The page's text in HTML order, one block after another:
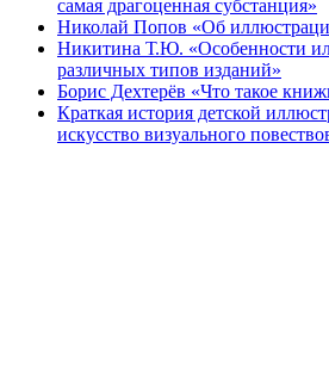
самая драгоценная субстанция»
Николай Попов «Об
Никитина Т.Ю. «Особенности
различных типов изданий»
Борис Дехтерёв «Что такое
Краткая история детской
искусство визуального